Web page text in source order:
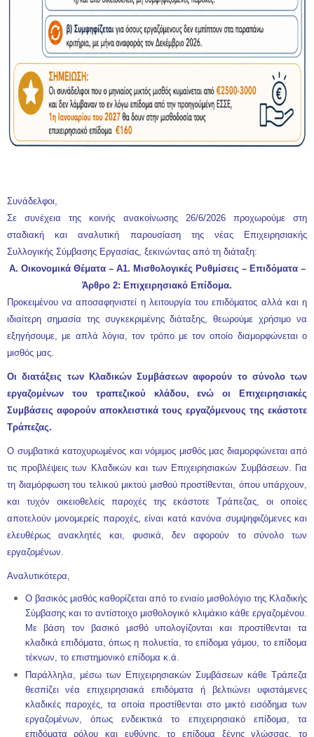
Συνάδελφοι,
Σε συνέχεια τηςκοινής ανακοίνωσης 26/6/2026 προχωρούμε στη
σταδιακή και αναλυτική παρουσίαση της νέας Επιχειρησιακής
Συλλογικής Σύμβασης Εργασίας, ξεκινώντας από τη διάταξη:
Α. Οικονομικά Θέματα – Α1. Μισθολογικές Ρυθμίσεις – Επιδόματα –
Άρθρο 2: Επιχειρησιακό Επίδομα.
Προκειμένου να αποσαφηνιστεί η λειτουργία του επιδόματος αλλά και η
ιδιαίτερη σημασία της συγκεκριμένης διάταξης, θεωρούμε χρήσιμο να
εξηγήσουμε, με απλά λόγια, τον τρόπο με τον οποίο διαμορφώνεται ο
μισθός μας.
Οι διατάξεις των Κλαδικών Συμβάσεων αφορούν το σύνολο των
εργαζομένων του τραπεζικού κλάδου, ενώ οι Επιχειρησιακές
Συμβάσεις αφορούν αποκλειστικά τους εργαζόμενους της εκάστοτε
Τράπεζας.
Ο συμβατικά κατοχυρωμένος και νόμιμος μισθός μας διαμορφώνεται από
τις προβλέψεις των Κλαδικών και των Επιχειρησιακών Συμβάσεων. Για
τη διαμόρφωση του τελικού μικτού μισθού προστίθενται, όπου υπάρχουν,
και τυχόν οικειοθελείς παροχές της εκάστοτε Τράπεζας, οι οποίες
αποτελούν μονομερείς παροχές, είναι κατά κανόνα συμψηφιζόμενες και
ελευθέρως ανακλητές και, φυσικά, δεν αφορούν το σύνολο των
εργαζομένων.
Αναλυτικότερα,
Ο βασικός μισθός καθορίζεται από το ενιαίο μισθολόγιο της Κλαδικής
Σύμβασης και το αντίστοιχο μισθολογικό κλιμάκιο κάθε εργαζομένου.
Με βάση τον βασικό μισθό υπολογίζονται και προστίθενται τα
κλαδικά επιδόματα, όπως η πολυετία, το επίδομα γάμου, το επίδομα
τέκνων, το επιστημονικό επίδομα κ.ά.
Παράλληλα, μέσω των Επιχειρησιακών Συμβάσεων κάθε Τράπεζα
θεσπίζει νέα επιχειρησιακά επιδόματα ή βελτιώνει υφιστάμενες
κλαδικές παροχές, τα οποία προστίθενται στο μικτό εισόδημα των
εργαζομένων, όπως ενδεικτικά το επιχειρησιακό επίδομα, τα
επιδόματα ρόλου και ευθύνης, το επίδομα ξένης γλώσσας, το